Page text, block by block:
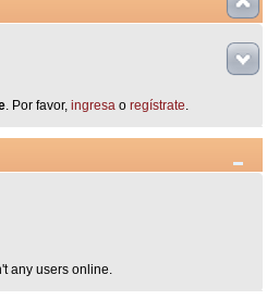
. Por favor, ingresao regístrate.
any users online.